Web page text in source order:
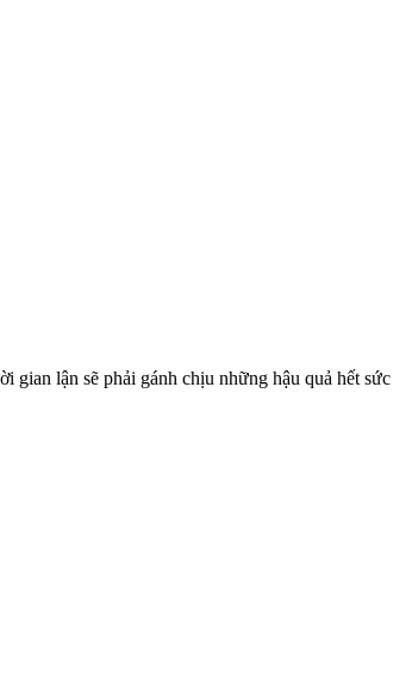
gian lận sẽ phải gánh chịu những hậu quả hết sức